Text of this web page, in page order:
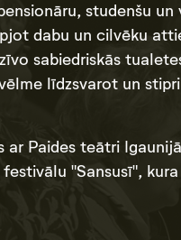
studenšu
dabu un cilvēku
sabiedriskās
līdzsvarot un
Paides teātri
"Sansusī",